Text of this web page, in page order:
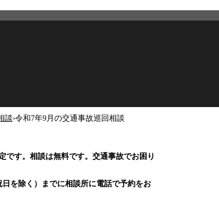
談›令和7年9月の交通事故巡回相談
す。相談は無料です。交通事故でお困り
を除く）までに相談所に電話で予約をお